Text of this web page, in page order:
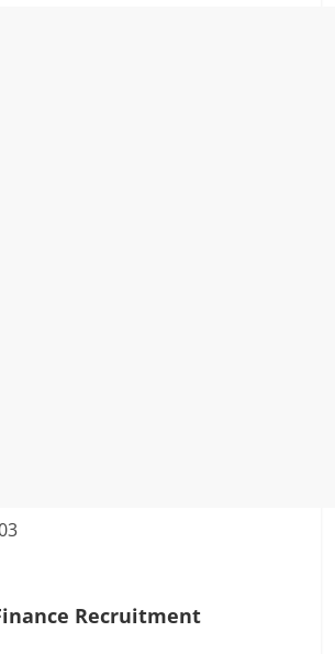
Recruitment